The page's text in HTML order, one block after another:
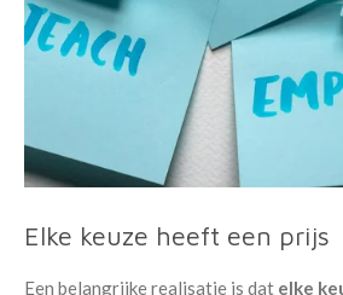
Elke keuze heeft een prijs
Een belangrijke realisatie is dat elke